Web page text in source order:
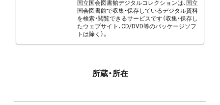
国立国会図書館デジタルコレクションは、国立
国会図書館で収集・保存しているデジタル資料
を検索・閲覧できるサービスです（収集・保存し
たウェブサイト、CD/DVD等のパッケージソフ
トは除く）。
所蔵・所在